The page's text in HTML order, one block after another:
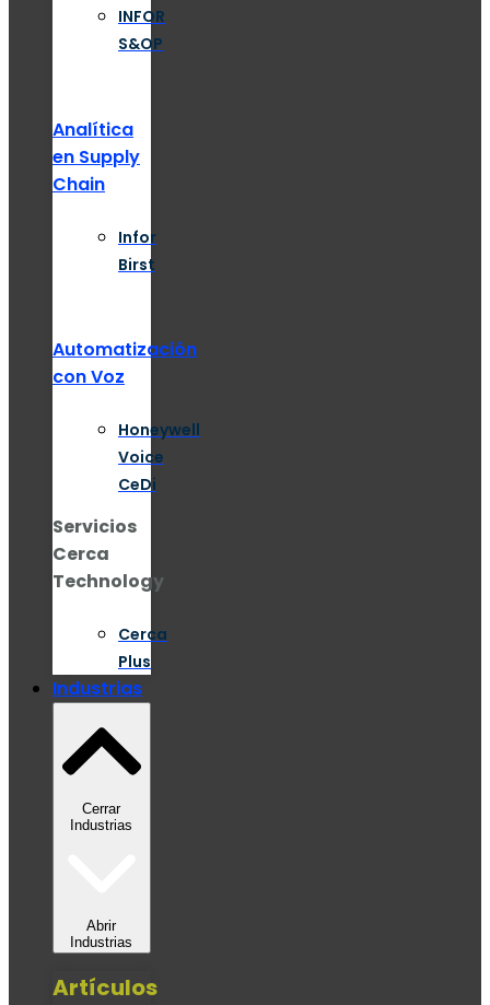
INFOR
S&OP
Analítica
en Supply
Chain
Infor
Birst
Automatización
con Voz
Honeywell
Voice
CeDi
Servicios
Cerca
Technology
Cerca
Plus
Industrias
Cerrar
Industrias
Abrir
Industrias
Artículos